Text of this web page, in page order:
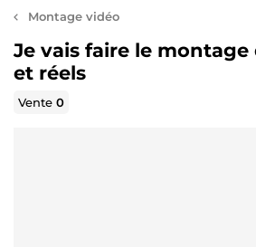
Montage vidéo
Je vais faire le montage
et réels
Vente0